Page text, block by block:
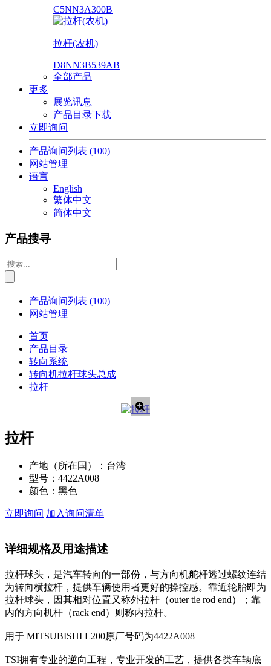
C5NN3A300B
拉杆(农机)
D8NN3B539AB
全部产品
更多
展览讯息
产品目录下载
立即询问
产品询问列表 (100)
网站管理
语言
English
繁体中文
简体中文
产品搜寻
产品询问列表 (100)
网站管理
首页
产品目录
转向系统
转向机拉杆球头总成
拉杆
拉杆
产地（所在国）： 台湾
型号： 4422A008
颜色： 黑色
立即询问 加入询问清单
详细规格及用途描述
拉杆球头，是汽车转向的一部份，与方向机舵杆透过螺纹连结
为转向横拉杆，提供车辆使用者更好的操控感。靠近轮胎即为
拉杆球头，因其相对位置又称外拉杆（outer tie rod end）；靠
内的方向机杆（rack end）则称内拉杆。
用于 MITSUBISHI L200原厂号码为4422A008
TSI拥有专业的逆向工程，专业开发的工艺，提供各类车辆底